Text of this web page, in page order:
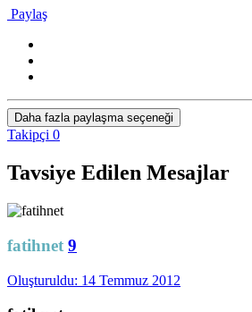
Paylaş
Daha fazla paylaşma seçeneği
Takipçi 0
Tavsiye Edilen Mesajlar
fatihnet 9
Oluşturuldu: 14 Temmuz 2012